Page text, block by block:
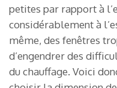
petites par rapport à
considérablement à
même, des fenêtres
d’engendrer des
du chauffage. Voici